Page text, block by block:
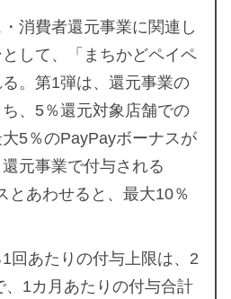
消費者還元事業に関連し
して、「まちかどペイペ
。第1弾は、還元事業の
、5％還元対象店舗での
5％のPayPayボーナスが
還元事業で付与される
とあわせると、最大10％
回あたりの付与上限は、2
、1カ月あたりの付与合計